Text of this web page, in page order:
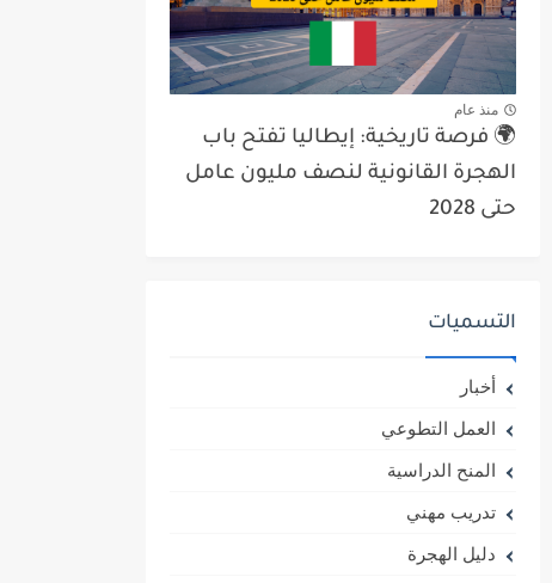
منذ عام
🌍 فرصة تاريخية: إيطاليا تفتح باب
الهجرة القانونية لنصف مليون عامل
حتى 2028
التسميات
أخبار
العمل التطوعي
المنح الدراسية
تدريب مهني
دليل الهجرة